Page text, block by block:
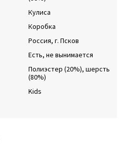
Кулиса
Коробка
Россия, г. Псков
Есть, не вынимается
Полиэстер (20%), шерсть
(80%)
Kids